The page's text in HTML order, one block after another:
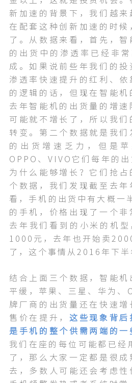
新加速的背景下，我们越来
在配套这种创新加速的时候
了。从数据来看，首先，智
的出货中的渗透率已经非
成。如果说前些年我们的
渗透率快速提升的红利、依
的逻辑的话，但现在智能机
去年智能机的出货量的增速
可能就不增长了，所以我们
转变。第二个数据就是我们
的出货增速乏力，但是苹
OPPO、VIVO它们每年的出
为什么能够增长？它们抢占
个数据，我们发现截至去年
看，手机的出货中有大概一
的手机，价格出现了一个非
去年我们看到的小米的机
1000元，去年也开始卖
了，这个事情从2016年下半
结合上面三个数据，智能机
平缓，苹果、三星、华为、
牌厂商的出货量还在快速增
售价在提升， 这些现象背后
是手机的整个供需两端的一
我们在座的每位可能都已经
了，那么大家一定都是很成
去，多数人可能还会考虑性